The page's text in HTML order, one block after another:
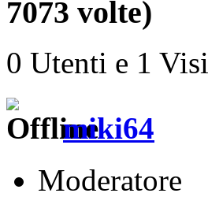
7073 volte)
0 Utenti e 1
miki64
Moderatore